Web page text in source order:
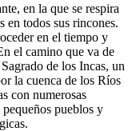
en la que se respira
en todos sus rincones.
en el tiempo y
el camino que va de
de los Incas, un
la cuenca de los Ríos
con numerosas
pueblos y